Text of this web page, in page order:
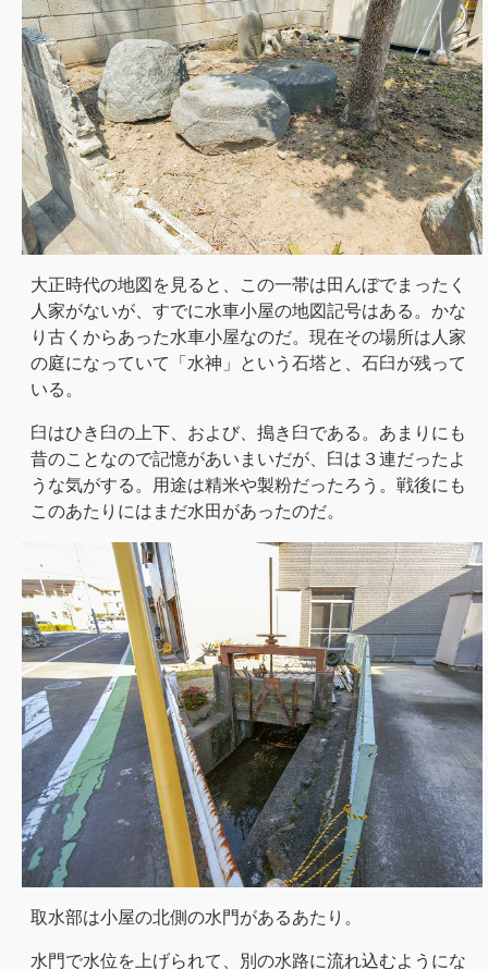
大正時代の地図を見ると、この一帯は田んぼでまったく
人家がないが、すでに水車小屋の地図記号はある。かな
り古くからあった水車小屋なのだ。現在その場所は人家
の庭になっていて「水神」という石塔と、石臼が残って
いる。
臼はひき臼の上下、および、搗き臼である。あまりにも
昔のことなので記憶があいまいだが、臼は３連だったよ
うな気がする。用途は精米や製粉だったろう。戦後にも
このあたりにはまだ水田があったのだ。
取水部は小屋の北側の水門があるあたり。
水門で水位を上げられて、別の水路に流れ込むようにな